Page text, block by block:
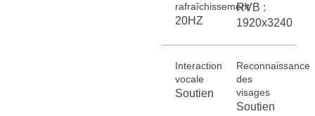
rafraîchissement
20HZ
RVB :
1920x3240
Interaction
vocale
Soutien
Reconnaissance
des
visages
Soutien